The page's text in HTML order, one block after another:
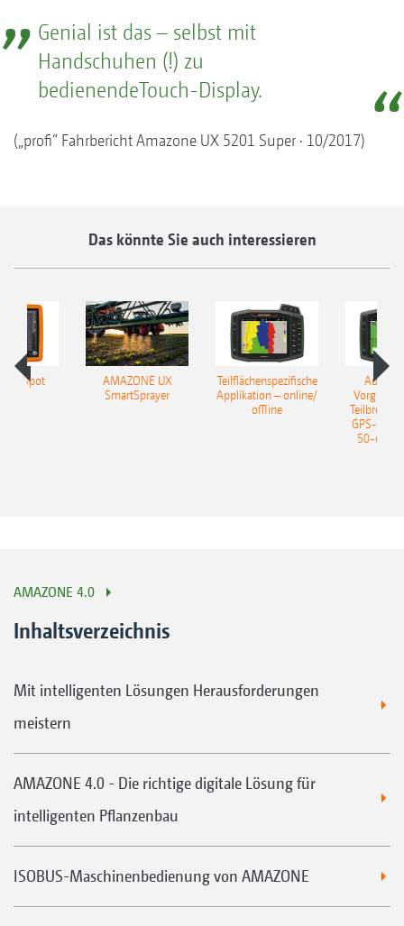
Genial ist das – selbst mit
Handschuhen (!) zu
bedienendeTouch-Display.
(„profi“ Fahrbericht Amazone UX 5201 Super · 10/2017)
Das könnte Sie auch interessieren
Spot
AMAZONE UX
SmartSprayer
Teilflächenspezifische
Applikation – online/
offline
GPS-
50-cm-
AMAZONE 4.0
Inhaltsverzeichnis
Mit intelligenten Lösungen Herausforderungen
meistern
AMAZONE 4.0 - Die richtige digitale Lösung für
intelligenten Pflanzenbau
ISOBUS-Maschinenbedienung von AMAZONE